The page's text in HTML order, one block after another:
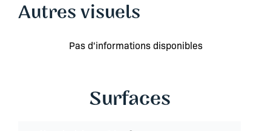
Autres visuels
Pas d'informations disponibles
Surfaces